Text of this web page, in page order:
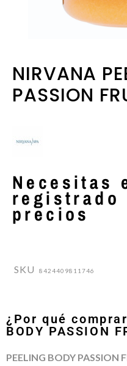
NIRVANA
PASSION
Necesitas
registrado
precios
SKU 8424409811746
¿Por qué
BODY PASSION
PEELING BODY PASSION